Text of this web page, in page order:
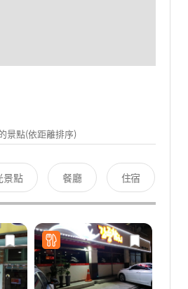
景點(依距離排序)
景點 餐廳 住宿